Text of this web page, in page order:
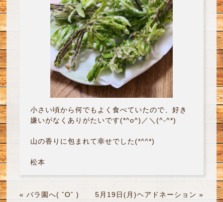
小さい頃から何でもよく食べていたので、好き
嫌いがなくありがたいです(*^o^)／＼(^-^*)
山の香りに包まれて幸せでした(*^^*)
松本
« バラ園へ( ˆОˆ ) 5月19日(月)ヘアドネーション »